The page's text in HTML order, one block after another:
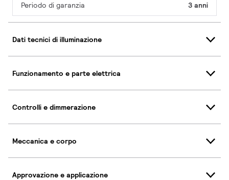
Periodo di garanzia 3 anni
Dati tecnici di illuminazione
Funzionamento e parte elettrica
Controlli e dimmerazione
Meccanica e corpo
Approvazione e applicazione